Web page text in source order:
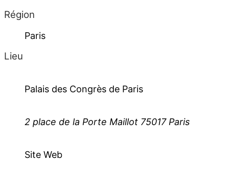
Région
Paris
Lieu
Palais des Congrès de Paris
2 place de la Porte Maillot 75017 Paris
Site Web